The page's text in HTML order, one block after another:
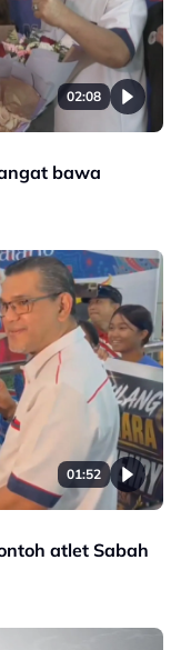
02:08
bawa
01:52
atlet Sabah